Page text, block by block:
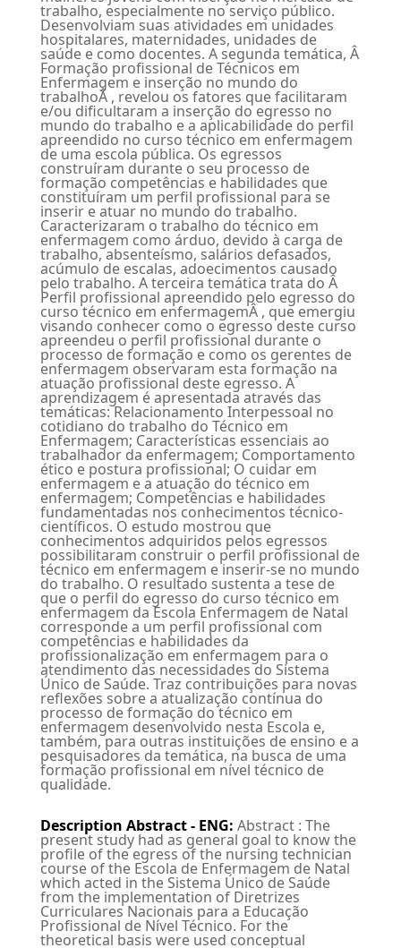
trabalho, especialmente no serviço público.
Desenvolviam suas atividades em unidades
hospitalares, maternidades, unidades de
saúde e como docentes. A segunda temática, Â
Formação profissional de Técnicos em
Enfermagem e inserção no mundo do
trabalhoÂ , revelou os fatores que facilitaram
e/ou dificultaram a inserção do egresso no
mundo do trabalho e a aplicabilidade do perfil
apreendido no curso técnico em enfermagem
de uma escola pública. Os egressos
construíram durante o seu processo de
formação competências e habilidades que
constituíram um perfil profissional para se
inserir e atuar no mundo do trabalho.
Caracterizaram o trabalho do técnico em
enfermagem como árduo, devido à carga de
trabalho, absenteísmo, salários defasados,
acúmulo de escalas, adoecimentos causado
pelo trabalho. A terceira temática trata do Â
Perfil profissional apreendido pelo egresso do
curso técnico em enfermagemÂ , que emergiu
visando conhecer como o egresso deste curso
apreendeu o perfil profissional durante o
processo de formação e como os gerentes de
enfermagem observaram esta formação na
atuação profissional deste egresso. A
aprendizagem é apresentada através das
temáticas: Relacionamento Interpessoal no
cotidiano do trabalho do Técnico em
Enfermagem; Características essenciais ao
trabalhador da enfermagem; Comportamento
ético e postura profissional; O cuidar em
enfermagem e a atuação do técnico em
enfermagem; Competências e habilidades
fundamentadas nos conhecimentos técnico-
científicos. O estudo mostrou que
conhecimentos adquiridos pelos egressos
possibilitaram construir o perfil profissional de
técnico em enfermagem e inserir-se no mundo
do trabalho. O resultado sustenta a tese de
que o perfil do egresso do curso técnico em
enfermagem da Escola Enfermagem de Natal
corresponde a um perfil profissional com
competências e habilidades da
profissionalização em enfermagem para o
atendimento das necessidades do Sistema
Único de Saúde. Traz contribuições para novas
reflexões sobre a atualização contínua do
processo de formação do técnico em
enfermagem desenvolvido nesta Escola e,
também, para outras instituições de ensino e a
pesquisadores da temática, na busca de uma
formação profissional em nível técnico de
qualidade.
Description Abstract - ENG: Abstract : The
present study had as general goal to know the
profile of the egress of the nursing technician
course of the Escola de Enfermagem de Natal
which acted in the Sistema Único de Saúde
from the implementation of Diretrizes
Curriculares Nacionais para a Educação
Profissional de Nível Técnico. For the
theoretical basis were used conceptual